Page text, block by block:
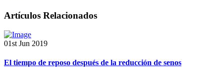
Artículos Relacionados
01st Jun 2019
El tiempo de reposo después de la reducción de senos